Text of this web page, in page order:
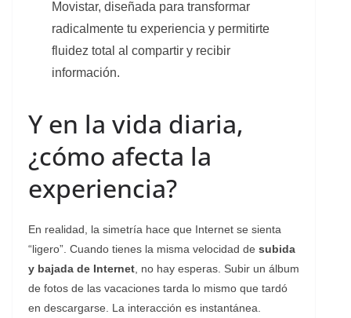
Movistar, diseñada para transformar
radicalmente tu experiencia y permitirte
fluidez total al compartir y recibir
información.
Y en la vida diaria,
¿cómo afecta la
experiencia?
En realidad, la simetría hace que Internet se sienta
“ligero”. Cuando tienes la misma velocidad de subida
y bajada de Internet , no hay esperas. Subir un álbum
de fotos de las vacaciones tarda lo mismo que tardó
en descargarse. La interacción es instantánea.